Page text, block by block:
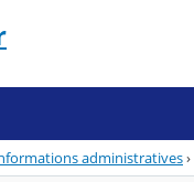
administratives›